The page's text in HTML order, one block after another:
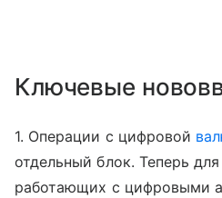
Ключевые
1. Операции с цифровой
отдельный блок. Теперь
работающих с цифровыми